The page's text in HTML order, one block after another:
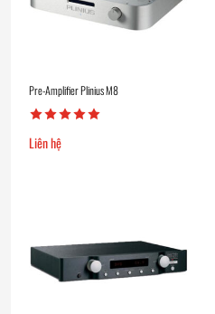
Pre-Amplifier Plinius M8
Liên hệ